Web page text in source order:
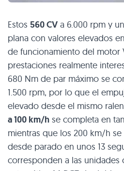
Estos 560 CV a 6.000 rpm y
plana con valores elevados
de funcionamiento del motor
prestaciones realmente
680 Nm de par máximo se
1.500 rpm, por lo que el
elevado desde el mismo
a 100 km/h se completa en
mientras que los 200 km/h
desde parado en unos 13
corresponden a las unidades